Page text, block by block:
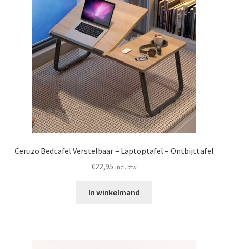
Ceruzo Bedtafel Verstelbaar – Laptoptafel – Ontbijttafel
€22,95 incl. btw
In winkelmand